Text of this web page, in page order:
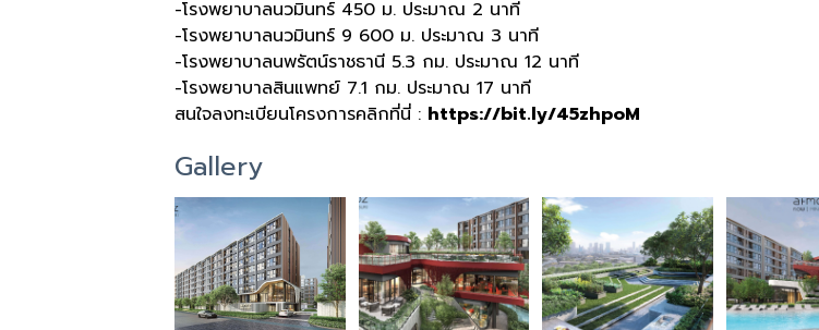
-โรงพยาบาลนวมินทร์ 450 ม. ประมาณ 2 นาที
-โรงพยาบาลนวมินทร์ 9 600 ม. ประมาณ 3 นาที
-โรงพยาบาลนพรัตน์ราชธานี 5.3 กม. ประมาณ 12 นาที
-โรงพยาบาลสินแพทย์ 7.1 กม. ประมาณ 17 นาที
สนใจลงทะเบียนโครงการคลิกที่นี่ : https://bit.ly/45zhpoM
Gallery